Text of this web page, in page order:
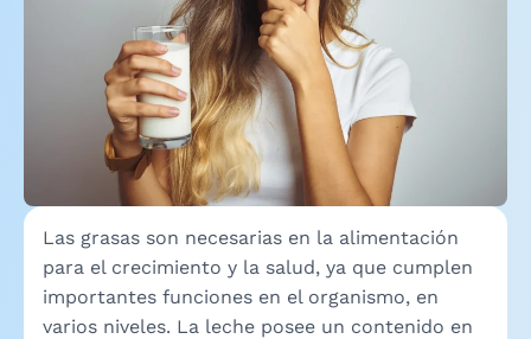
Las grasas son necesarias en la alimentación
para el crecimiento y la salud, ya que cumplen
importantes funciones en el organismo, en
varios niveles. La leche posee un contenido en